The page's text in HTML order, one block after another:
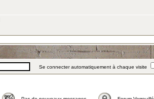
Se connecter automatiquement à chaque visite